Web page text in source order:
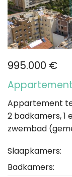
995.000 €
Appartement
2 badkamers,
zwembad
Slaapkamers:
Badkamers: